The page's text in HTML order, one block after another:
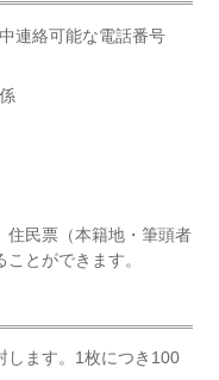
連絡可能な電話番号
民票（本籍地・筆頭者
とができます。
します。1枚につき100